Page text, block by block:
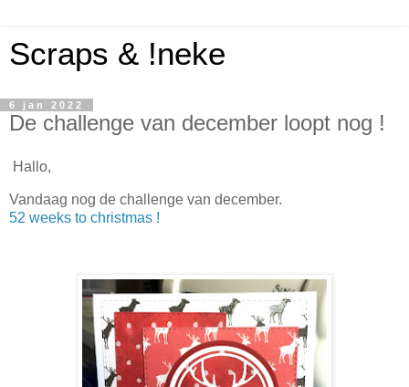
Scraps & !neke
6 jan 2022
De challenge van december loopt nog !
Hallo,
Vandaag nog de challenge van december.
52 weeks to christmas !